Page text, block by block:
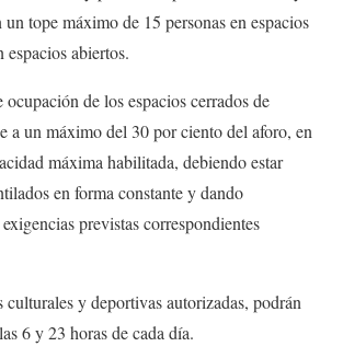
un tope máximo de 15 personas en espacios
espacios abiertos.
de los espacios cerrados de
a un máximo del 30 por ciento del aforo, en
máxima habilitada, debiendo estar
en forma constante y dando
previstas correspondientes
culturales y deportivas autorizadas, podrán
6 y 23 horas de cada día.